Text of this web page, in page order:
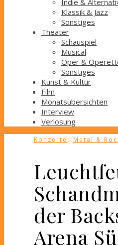
Indie &
Klassik & Jazz
Sonstiges
Theater
Schauspiel
Musical
Oper &
Sonstiges
Kunst & Kultur
Film
Monatsübersichten
Interview
Verlosung
Konzerte , Metal &
der
Arena